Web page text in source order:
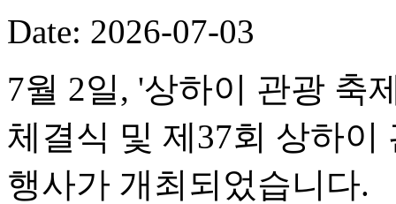
Date: 2026-07-03
7월 2일, '상하이 관광 축
체결식 및 제37회 상하
행사가 개최되었습니다.